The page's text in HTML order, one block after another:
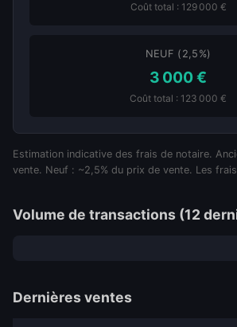
Coût total : 129 000 €
NEUF (2,5%)
3 000 €
Coût total : 123 000 €
Estimation indicative des frais de notaire.
vente. Neuf : ~2,5% du prix de vente. Les
Volume de transactions (12
Dernières ventes